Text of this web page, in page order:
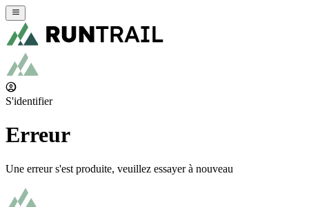
S'identifier
Erreur
Une erreur s'est produite, veuillez essayer à nouveau